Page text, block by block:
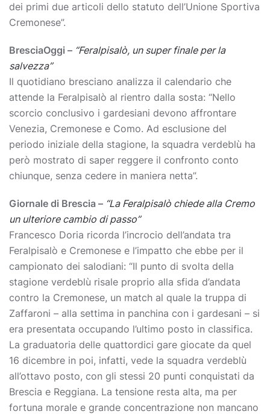
dei primi due articoli dello statuto dell’Unione Sportiva
Cremonese”.
BresciaOggi – “Feralpisalò, un super finale per la
salvezza”
Il quotidiano bresciano analizza il calendario che
attende la Feralpisalò al rientro dalla sosta: “Nello
scorcio conclusivo i gardesiani devono affrontare
Venezia, Cremonese e Como. Ad esclusione del
periodo iniziale della stagione, la squadra verdeblù ha
però mostrato di saper reggere il confronto conto
chiunque, senza cedere in maniera netta”.
Giornale di Brescia – “La Feralpisalò chiede alla Cremo
un ulteriore cambio di passo”
Francesco Doria ricorda l’incrocio dell’andata tra
Feralpisalò e Cremonese e l’impatto che ebbe per il
campionato dei salodiani: “Il punto di svolta della
stagione verdeblù risale proprio alla sfida d’andata
contro la Cremonese, un match al quale la truppa di
Zaffaroni – alla settima in panchina con i gardesani – si
era presentata occupando l’ultimo posto in classifica.
La graduatoria delle quattordici gare giocate da quel
16 dicembre in poi, infatti, vede la squadra verdeblù
all’ottavo posto, con gli stessi 20 punti conquistati da
Brescia e Reggiana. La tensione resta alta, ma per
fortuna morale e grande concentrazione non mancano